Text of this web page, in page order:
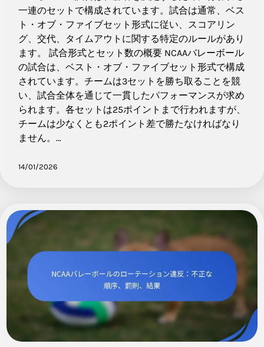
一連のセットで構成されています。試合は通常、ベス
ト・オブ・ファイブセット形式に従い、スコアリン
グ、交代、タイムアウトに関する特定のルールがあり
ます。 試合形式とセット数の概要 NCAAバレーボール
の試合は、ベスト・オブ・ファイブセット形式で構成
されています。チームは3セットを勝ち取ることを競
い、試合全体を通じて一貫したパフォーマンスが求め
られます。各セットは25ポイントまで行われますが、
チームは少なくとも2ポイント差で勝たなければなり
ません。…
14/01/2026